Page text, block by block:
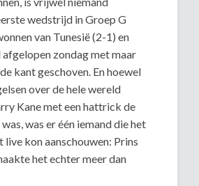
wedstrijd in Groep G
van Tunesië (2-1) en
afgelopen zondag met maar
kant geschoven. En hoewel
over de hele wereld
Kane met een hattrick de
was er één iemand die het
kon aanschouwen: Prins
het echter meer dan